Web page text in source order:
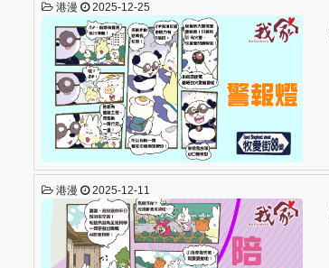
港漫 2025-12-25
港漫 2025-12-11